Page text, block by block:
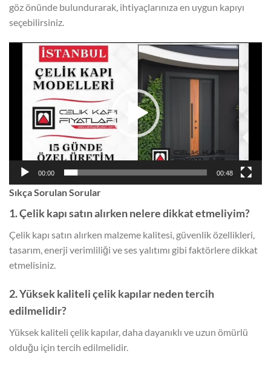
göz önünde bulundurarak, ihtiyaçlarınıza en uygun kapıyı
seçebilirsiniz.
oynatıcı
00:00 00:48
Sıkça Sorulan Sorular
1. Çelik kapı satın alırken nelere dikkat etmeliyim?
Çelik kapı satın alırken malzeme kalitesi, güvenlik özellikleri,
tasarım, enerji verimliliği ve ses yalıtımı gibi faktörlere dikkat
etmelisiniz.
2. Yüksek kaliteli çelik kapılar neden tercih
edilmelidir?
Yüksek kaliteli çelik kapılar, daha dayanıklı ve uzun ömürlü
olduğu için tercih edilmelidir.